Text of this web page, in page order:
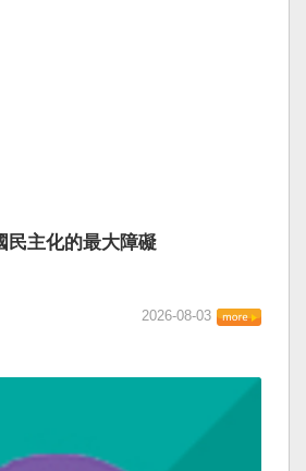
民主化的最大障礙
2026-08-03